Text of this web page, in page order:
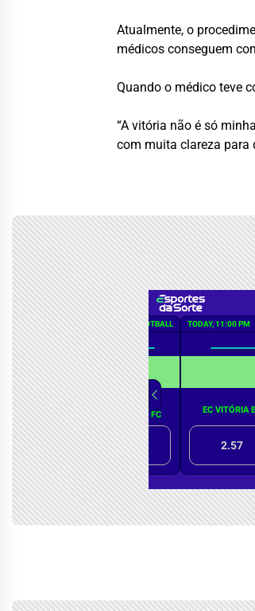
Atualmente, o
médicos conseguem
Quando o médico teve
“A vitória não é só
com muita clareza para